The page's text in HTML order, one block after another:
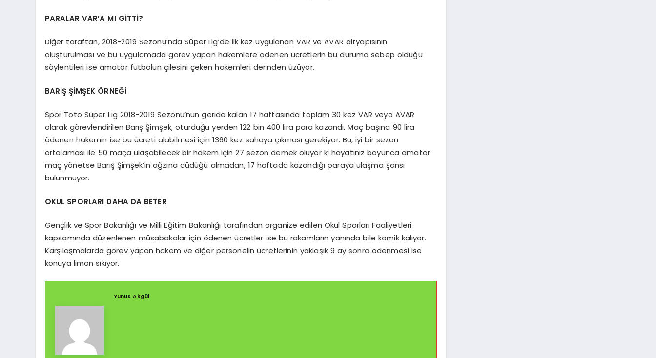
PARALAR VAR’A MI GİTTİ?
Diğer taraftan, 2018-2019 Sezonu’nda Süper Lig’de ilk kez uygulanan VAR ve AVAR altyapısının
oluşturulması ve bu uygulamada görev yapan hakemlere ödenen ücretlerin bu duruma sebep olduğu
söylentileri ise amatör futbolun çilesini çeken hakemleri derinden üzüyor.
BARIŞ ŞİMŞEK ÖRNEĞİ
Spor Toto Süper Lig 2018-2019 Sezonu’nun geride kalan 17 haftasında toplam 30 kez VAR veya AVAR
olarak görevlendirilen Barış Şimşek, oturduğu yerden 122 bin 400 lira para kazandı. Maç başına 90 lira
ödenen hakemin ise bu ücreti alabilmesi için 1360 kez sahaya çıkması gerekiyor. Bu, iyi bir sezon
ortalaması ile 50 maça ulaşabilecek bir hakem için 27 sezon demek oluyor ki hayatınız boyunca amatör
maç yönetse Barış Şimşek’in ağzına düdüğü almadan, 17 haftada kazandığı paraya ulaşma şansı
bulunmuyor.
OKUL SPORLARI DAHA DA BETER
Gençlik ve Spor Bakanlığı ve Milli Eğitim Bakanlığı tarafından organize edilen Okul Sporları Faaliyetleri
kapsamında düzenlenen müsabakalar için ödenen ücretler ise bu rakamların yanında bile komik kalıyor.
Karşılaşmalarda görev yapan hakem ve diğer personelin ücretlerinin yaklaşık 9 ay sonra ödenmesi ise
konuya limon sıkıyor.
Yunus Akgül